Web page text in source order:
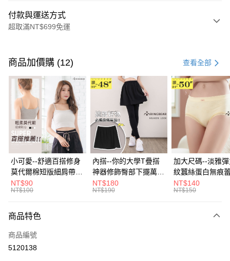
付款與運送方式
超取滿NT$699免運
信用卡一次付款
超商取貨付款
LINE Pay
Apple Pay
街口支付
悠遊付
Google Pay
全盈+PAY
大哥付你分期
【大哥付你分期使用說明】
1.本服務由台灣大哥大提供，台灣大哥大用戶可立即使用無須另外申請。
AFTEE先享後付
商品加價購 (12) 查看全部
小可愛--舒適百搭修身
莫代爾棉短版細肩帶素
色背心(白.黑.灰L-2L)-
U582眼圈熊中大尺碼
NT$90
NT$100
內搭--你的大學T疊搭
神器修飾臀部下擺萬用
內搭裙/遮臀裙(黑2L-
6L)-Q155眼圈熊中大
NT$180
NT$190
加大尺碼--淡雅
紋蠶絲蛋白無痕
角內褲(白.粉.藍.
3L)-L28眼圈熊中
NT$140
NT$150
商品特色
商品編號
5120138